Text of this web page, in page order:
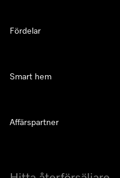
Fördelar
Smart hem
Affärspartner